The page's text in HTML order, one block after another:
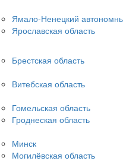
Ямало-Ненецкий
Ярославская область
Брестская область
Витебская область
Гомельская область
Гроднеская область
Минск
Могилёвская область